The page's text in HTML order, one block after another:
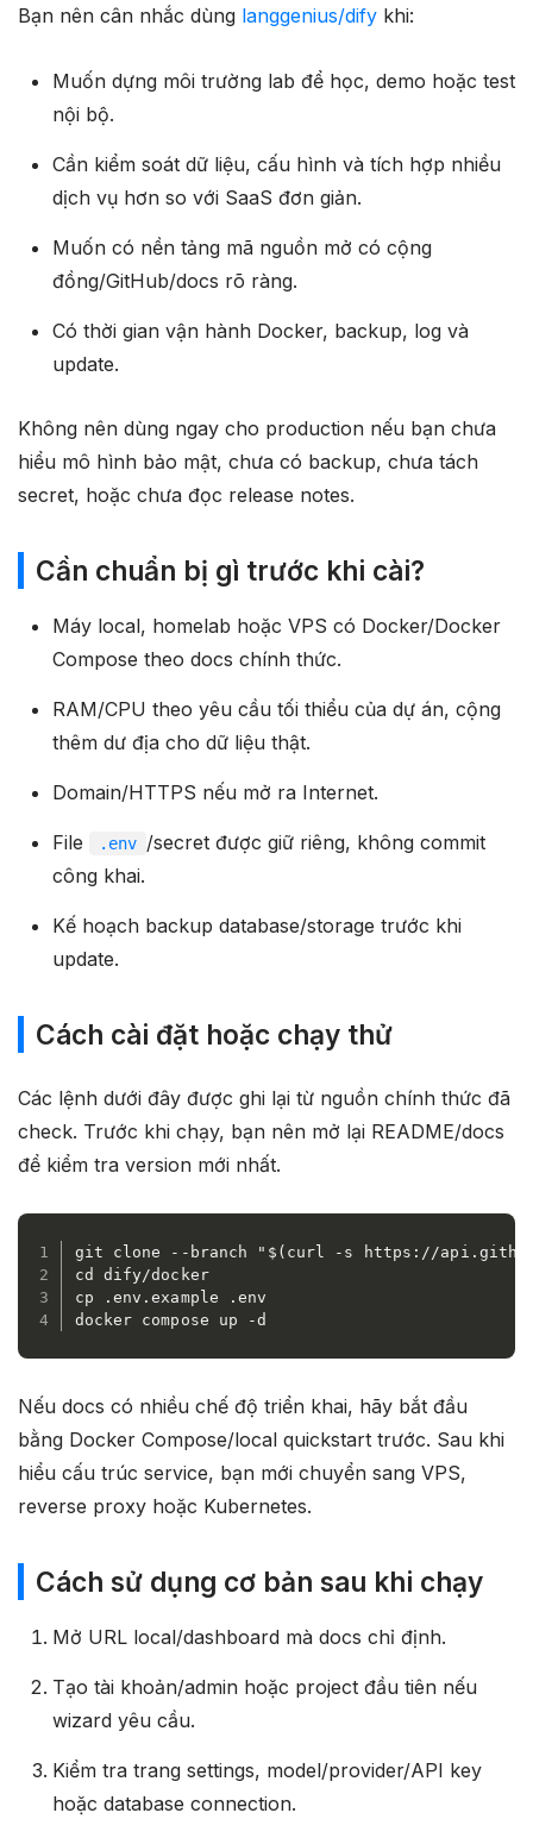
Bạn nên cân nhắc dùng langgenius/dify khi:
Muốn dựng môi trường lab để học, demo hoặc test
nội bộ.
Cần kiểm soát dữ liệu, cấu hình và tích hợp nhiều
dịch vụ hơn so với SaaS đơn giản.
Muốn có nền tảng mã nguồn mở có cộng
đồng/GitHub/docs rõ ràng.
Có thời gian vận hành Docker, backup, log và
update.
Không nên dùng ngay cho production nếu bạn chưa
hiểu mô hình bảo mật, chưa có backup, chưa tách
secret, hoặc chưa đọc release notes.
Cần chuẩn bị gì trước khi cài?
Máy local, homelab hoặc VPS có Docker/Docker
Compose theo docs chính thức.
RAM/CPU theo yêu cầu tối thiểu của dự án, cộng
thêm dư địa cho dữ liệu thật.
Domain/HTTPS nếu mở ra Internet.
File .env /secret được giữ riêng, không commit
công khai.
Kế hoạch backup database/storage trước khi
update.
Cách cài đặt hoặc chạy thử
Các lệnh dưới đây được ghi lại từ nguồn chính thức đã
check. Trước khi chạy, bạn nên mở lại README/docs
để kiểm tra version mới nhất.
git clone --branch "$(curl -s https://
cd dify/docker
cp .env.example .env
docker compose up -d
Nếu docs có nhiều chế độ triển khai, hãy bắt đầu
bằng Docker Compose/local quickstart trước. Sau khi
hiểu cấu trúc service, bạn mới chuyển sang VPS,
reverse proxy hoặc Kubernetes.
Cách sử dụng cơ bản sau khi chạy
Mở URL local/dashboard mà docs chỉ định.
Tạo tài khoản/admin hoặc project đầu tiên nếu
wizard yêu cầu.
Kiểm tra trang settings, model/provider/API key
hoặc database connection.